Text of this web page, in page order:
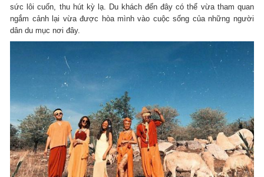
sức lôi cuốn, thu hút kỳ lạ. Du khách đến đây có thể vừa tham quan
ngắm cảnh lại vừa được hòa mình vào cuộc sống của những người
dân du mục nơi đây.